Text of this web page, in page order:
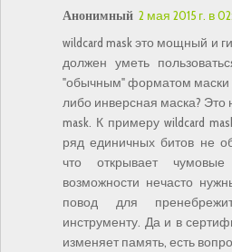
Анонимный 2 мая 2015 г. в
wildcard mask это мощный и
должен уметь
"обычным" форматом маски
либо инверсная маска? Это
mask. К примеру wildcard
ряд единичных битов не
что открывает
возможности нечасто
повод для
инструменту. Да и в
изменяет память, есть